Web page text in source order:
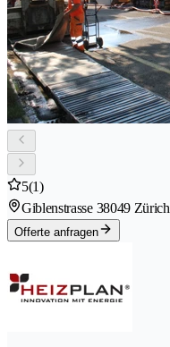
5(1)
Giblenstrasse 38049 Zürich
Offerte anfragen